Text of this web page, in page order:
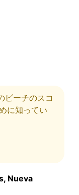
ビーチのスコ
に知ってい
Nueva